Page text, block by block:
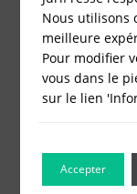
Nous utilisons
meilleure
Pour modifier
vous dans le
sur le lien
Accepter